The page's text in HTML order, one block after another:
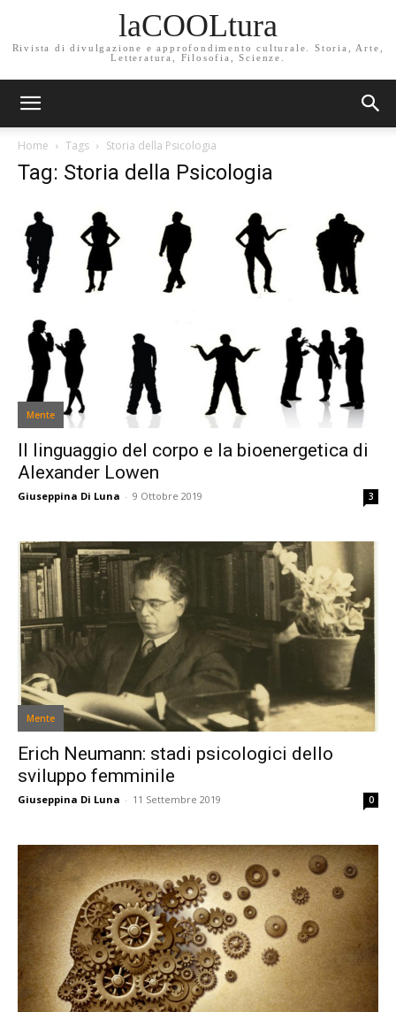
laCOOLtura
Rivista di divulgazione e approfondimento culturale. Storia, Arte,
Letteratura, Filosofia, Scienze.
Home Tags Storia della Psicologia
Tag: Storia della Psicologia
Mente
Il linguaggio del corpo e la bioenergetica di
Alexander Lowen
Giuseppina Di Luna - 9 Ottobre 2019 3
Mente
Erich Neumann: stadi psicologici dello
sviluppo femminile
Giuseppina Di Luna - 11 Settembre 2019 0